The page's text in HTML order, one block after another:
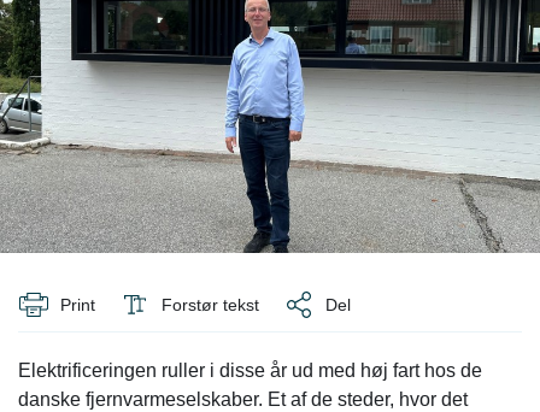
Print Forstør tekst Del
Elektrificeringen ruller i disse år ud med høj fart hos de
danske fjernvarmeselskaber. Et af de steder, hvor det